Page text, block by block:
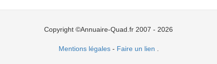
Copyright ©Annuaire-Quad.fr 2007 - 2026
Mentions légales- Faire un lien